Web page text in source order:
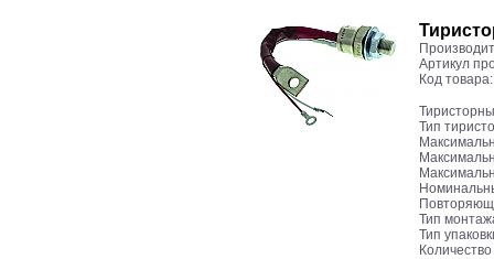
Артикул
Код
Тип
Тип
Тип